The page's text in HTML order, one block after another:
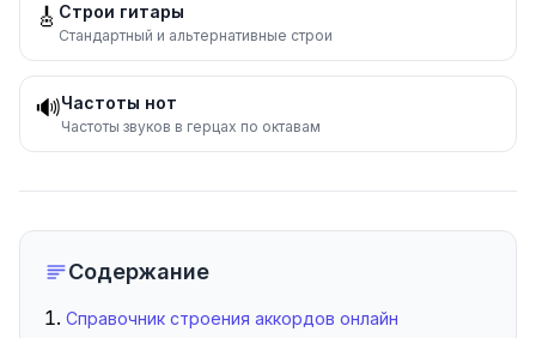
🎸 Строи гитары
Стандартный и альтернативные строи
🔊Частоты нот
Частоты звуков в герцах по октавам
Содержание
Справочник строения аккордов онлайн